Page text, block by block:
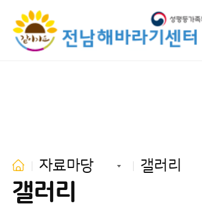
갤러리
자료마당 갤러리